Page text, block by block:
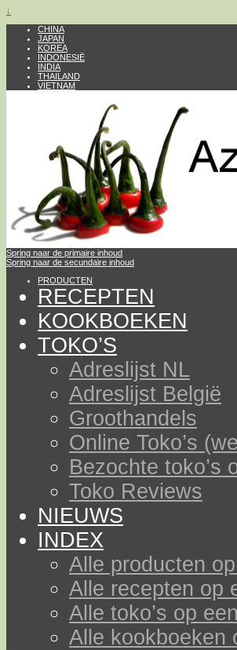
↓
CHINA
JAPAN
KOREA
INDONESIË
INDIA
THAILAND
VIETNAM
Spring naar de primaire inhoud
Spring naar de secundaire inhoud
PRODUCTEN
RECEPTEN
KOOKBOEKEN
TOKO’S
Adreslijst NL
Adreslijst België
Groothandels
Online Toko’s
Bezochte toko’s
Toko Reviews
NIEUWS
INDEX
Alle producten
Alle recepten op
Alle toko’s op
Alle kookboeken